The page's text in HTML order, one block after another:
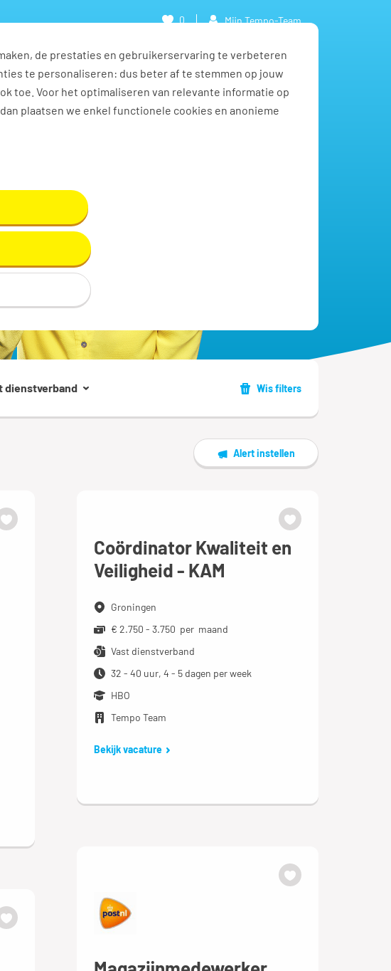
de prestaties en gebruikerservaring te verbeteren
te personaliseren: dus beter af te stemmen op jouw
toe. Voor het optimaliseren van relevante informatie op
plaatsen we enkel functionele cookies en anonieme
0 Mijn Tempo-Team
dienstverband Wis filters
Alert instellen
Coördinator Kwaliteit en
Veiligheid - KAM
Groningen
€ 2.750 - 3.750 per maand
Vast dienstverband
32 - 40 uur, 4 - 5 dagen per week
HBO
Tempo Team
Bekijk vacature